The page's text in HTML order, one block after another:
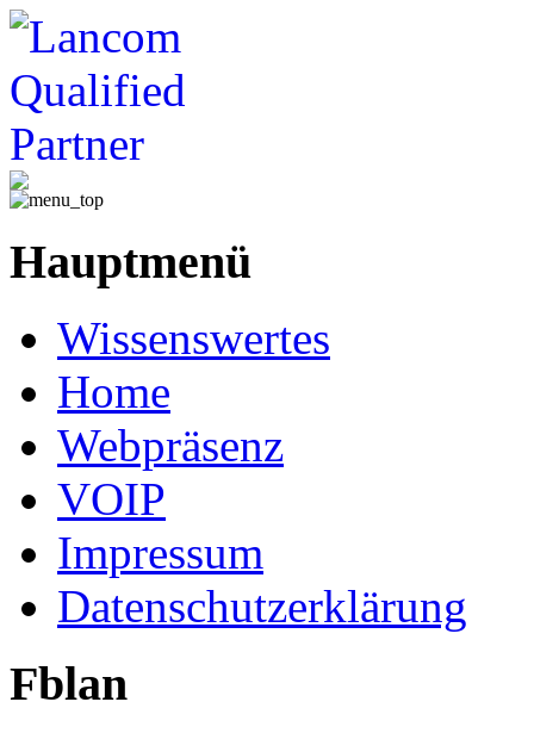
Hauptmenü
Wissenswertes
Home
Webpräsenz
VOIP
Impressum
Datenschutzerklärung
Fblan